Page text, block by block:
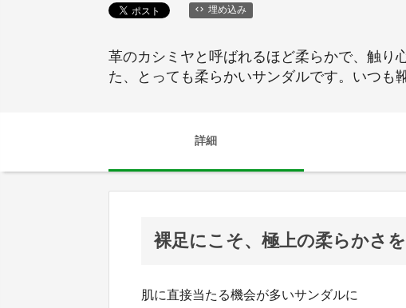
埋め込み
革のカシミヤと呼ばれるほど柔らかで、触り
た、とっても柔らかいサンダルです。いつも
詳細
裸足にこそ、極上の柔らかさを
肌に直接当たる機会が多いサンダルに